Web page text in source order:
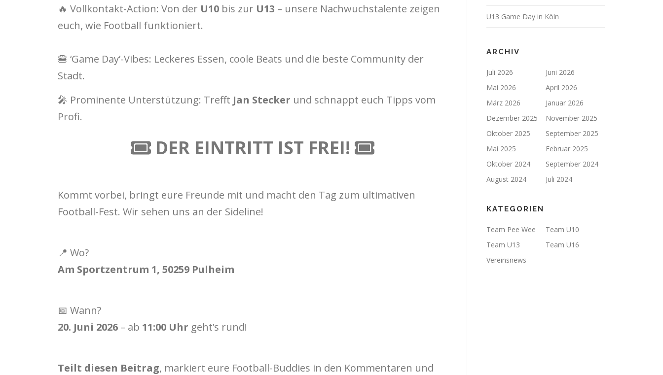
🔥 Vollkontakt-Action: Von der U10 bis zur U13 – unsere Nachwuchstalente zeigen
euch, wie Football funktioniert.
🍔 ‘Game Day’-Vibes: Leckeres Essen, coole Beats und die beste Community der
Stadt.
🎤 Prominente Unterstützung: Trefft Jan Stecker und schnappt euch Tipps vom
Profi.
DER EINTRITT IST FREI!
Kommt vorbei, bringt eure Freunde mit und macht den Tag zum ultimativen
Football-Fest. Wir sehen uns an der Sideline!
📍 Wo?
Am Sportzentrum 1, 50259 Pulheim
📅 Wann?
20. Juni 2026 – ab 11:00 Uhr geht’s rund!
Teilt diesen Beitrag, markiert eure Football-Buddies in den Kommentaren und
U13 Game Day in Köln
ARCHIV
Juli 2026
Juni 2026
Mai 2026
April 2026
März 2026
Januar 2026
Dezember 2025
November 2025
Oktober 2025
September 2025
Mai 2025
Februar 2025
Oktober 2024
September 2024
August 2024
Juli 2024
KATEGORIEN
Team Pee Wee
Team U10
Team U13
Team U16
Vereinsnews